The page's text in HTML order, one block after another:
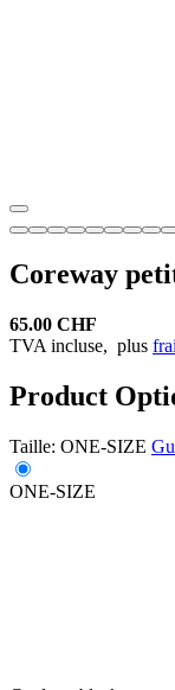
Coreway
65.00 CHF
TVA incluse, plus
Product
Taille: ONE-SIZE
ONE-SIZE